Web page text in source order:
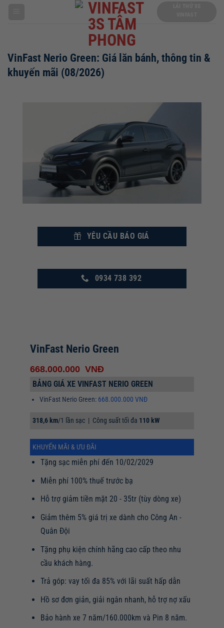
VinFast Nerio Green: Giá lăn bánh, thông tin &
khuyến mãi (08/2026)
YÊU CẦU BÁO GIÁ
0934 738 392
VinFast Nerio Green
668.000.000 VNĐ
BẢNG GIÁ XE VINFAST NERIO GREEN
VinFast Nerio Green:668.000.000 VNĐ
318,6 km/1 lần sạc | Công suất tối đa 110 kW
KHUYẾN MÃI & ƯU ĐÃI
Tặng sạc miễn phí đến 10/02/2029
Miễn phí 100% thuế trước bạ
Hỗ trợ giảm tiền mặt 20 - 35tr (tùy dòng xe)
Giảm thêm 5% giá trị xe dành cho Công An -
Quân Đội
Tặng phụ kiện chính hãng cao cấp theo nhu
cầu khách hàng.
Trả góp: vay tối đa 85% với lãi suất hấp dẫn
Hồ sơ đơn giản, giải ngân nhanh, hỗ trợ nợ xấu
Bảo hành xe 7 năm/160.000km và Pin 8 năm.